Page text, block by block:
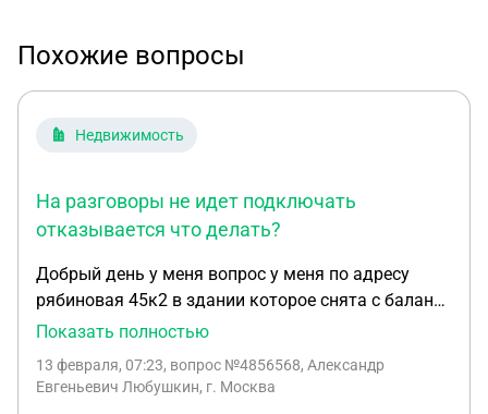
Похожие вопросы
Недвижимость
На разговоры не идет подключать
отказывается что делать?
Добрый день у меня вопрос у меня по адресу
рябиновая 45к2 в здании которое снята с баланса
и принадлежит непонятной организации (ТСН-
ВЛАДИМИРОВНА которая не является
Показать полностью
13 февраля, 07:23, вопрос №4856568, Александр
Евгеньевич Любушкин, г. Москва